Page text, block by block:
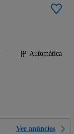
Automática
Ver anúncios